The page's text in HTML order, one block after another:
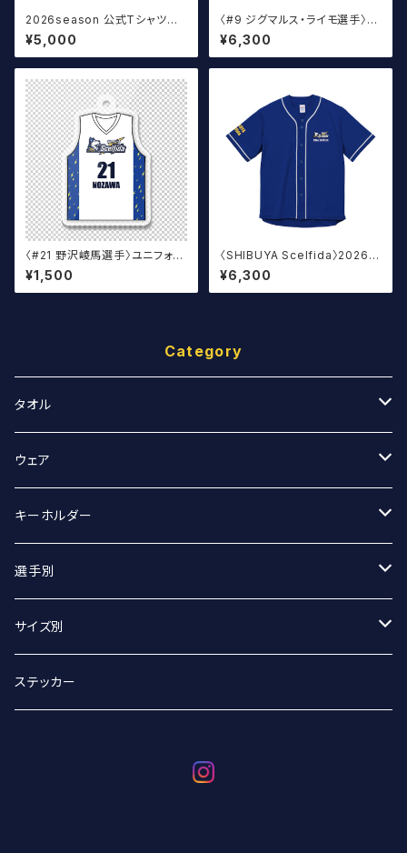
2026season 公式Tシャツ T
ype:A ネイビー（オーバーサイ
ズ）
¥5,000
〈#9 ジグマルス・ライモ選手〉2
026 ベースボールウェア
¥6,300
〈#21 野沢崚馬選手〉ユニフォー
ムキーホルダー（白）
¥1,500
〈SHIBUYA Scelfida〉2026
オフィシャルベースボールウェア
¥6,300
Category
タオル
スポーツタオル
マフラータオル
ウェア
Tシャツ
Tシャツ（オーバーサイズ）
ベースボールシャツ
選手別
キーホルダー
丸アクキー
ユニフォームアクキー
選手別
#2 宮坂侑選手
#9 ジグマルス・ライモ選手
サイズ別
Sサイズ
ステッカー